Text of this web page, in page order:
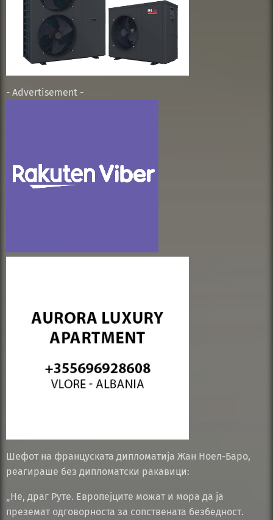
- Advertisement -
Шефот на француската дипломатија Жан Ноел-Баро,
реагираше без дипломатски ракавици:
„Не, драг Руте. Европејците можат и мора да ја
преземат одговорноста за сопствената безбедност.